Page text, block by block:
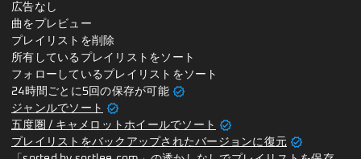
広告なし
曲をプレビュー
プレイリストを削除
所有しているプレイリストをソート
フォローしているプレイリストをソート
24時間ごとに5回の保存が可能 verified
ジャンルでソート verified
五度圏 / キャメロットホイールでソート verified
プレイリストをバックアップされたバージョンに復元 verified